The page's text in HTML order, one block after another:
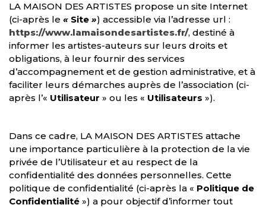
LA MAISON DES ARTISTES propose un site Internet
(ci-après le « Site ») accessible via l’adresse url :
https://www.lamaisondesartistes.fr/, destiné à
informer les artistes-auteurs sur leurs droits et
obligations, à leur fournir des services
d’accompagnement et de gestion administrative, et à
faciliter leurs démarches auprès de l’association (ci-
après l’« Utilisateur » ou les « Utilisateurs »).
Dans ce cadre, LA MAISON DES ARTISTES attache
une importance particulière à la protection de la vie
privée de l’Utilisateur et au respect de la
confidentialité des données personnelles. Cette
politique de confidentialité (ci-après la « Politique de
Confidentialité ») a pour objectif d’informer tout